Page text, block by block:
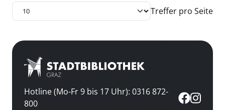
Treffer pro Seite
Hotline (Mo-Fr 9 bis 17 Uhr): 0316 872-
800